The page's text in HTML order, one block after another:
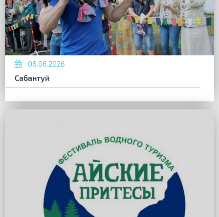
06.06.2026
Сабантуй